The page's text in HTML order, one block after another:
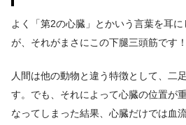
よく「第2の心臓」とかいう言葉を耳
が、それがまさにこの下腿三頭筋です！
人間は他の動物と違う特徴として、二
す。でも、それによって心臓の位置が
なってしまった結果、心臓だけでは血